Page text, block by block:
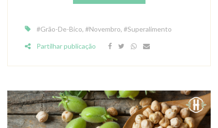
#Grão-De-Bico, #Novembro, #Superalimento
Partilhar publicação